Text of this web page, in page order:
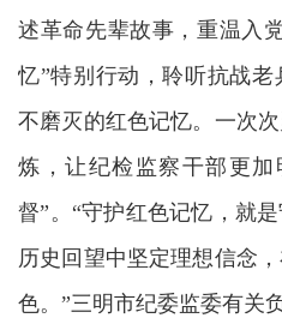
述革命先辈故事，重温入
忆”特别行动，聆听抗战
不磨灭的红色记忆。一次
炼，让纪检监察干部更
督”。“守护红色记忆，就
历史回望中坚定理想信念
色。”三明市纪委监委有关